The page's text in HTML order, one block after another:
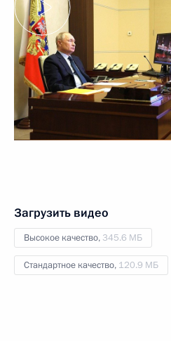
Загрузить видео
Высокое качество, 345.6 МБ
Стандартное качество, 120.9 МБ